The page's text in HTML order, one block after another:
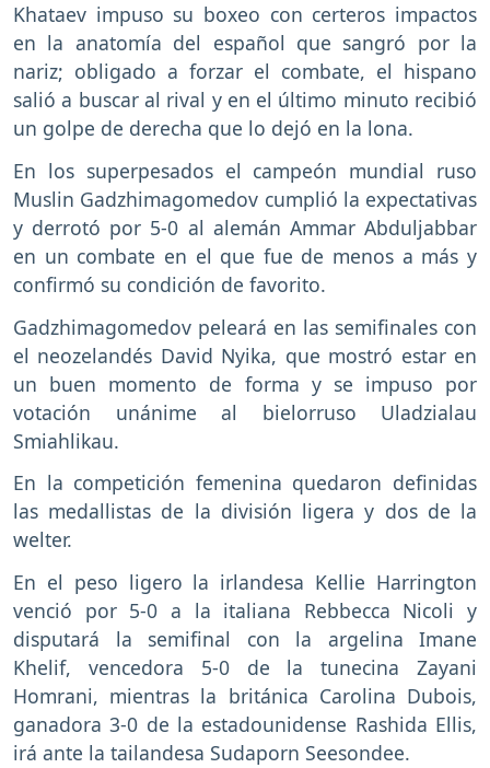
Khataev impuso su boxeo con certeros impactos
en la anatomía del español que sangró por la
nariz; obligado a forzar el combate, el hispano
salió a buscar al rival y en el último minuto recibió
un golpe de derecha que lo dejó en la lona.
En los superpesados el campeón mundial ruso
Muslin Gadzhimagomedov cumplió la expectativas
y derrotó por 5-0 al alemán Ammar Abduljabbar
en un combate en el que fue de menos a más y
confirmó su condición de favorito.
Gadzhimagomedov peleará en las semifinales con
el neozelandés David Nyika, que mostró estar en
un buen momento de forma y se impuso por
votación unánime al bielorruso Uladzialau
Smiahlikau.
En la competición femenina quedaron definidas
las medallistas de la división ligera y dos de la
welter.
En el peso ligero la irlandesa Kellie Harrington
venció por 5-0 a la italiana Rebbecca Nicoli y
disputará la semifinal con la argelina Imane
Khelif, vencedora 5-0 de la tunecina Zayani
Homrani, mientras la británica Carolina Dubois,
ganadora 3-0 de la estadounidense Rashida Ellis,
irá ante la tailandesa Sudaporn Seesondee.